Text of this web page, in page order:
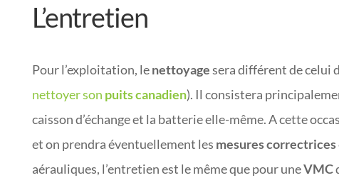
L’entretien
Pour l’exploitation, lenettoyagesera différent de celui
nettoyer son puits canadien). Il consistera
caisson d’échange et la batterie elle-même. A cette
et on prendra éventuellement les mesures correctrices
aérauliques, l’entretien est le même que pour uneVMC